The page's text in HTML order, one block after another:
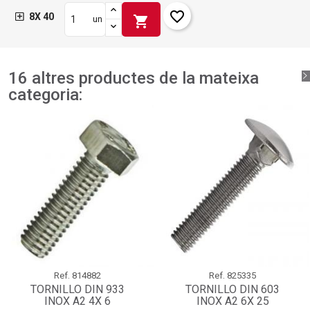
8X 40 un shopping_cart favorite_border
16 altres productes de la mateixa
categoria:
Ref. 814882
TORNILLO DIN 933
INOX A2 4X 6
Ref. 825335
TORNILLO DIN 603
INOX A2 6X 25